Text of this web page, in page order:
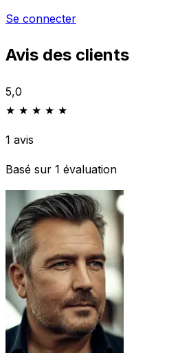
Se connecter
Avis des clients
5,0
★ ★ ★ ★ ★
1 avis
Basé sur 1 évaluation